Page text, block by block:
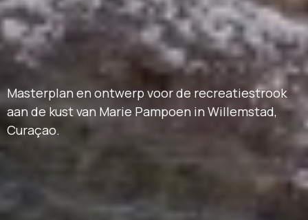
Masterplan en ontwerp voor de recreatiestrook
aan de kust van Marie Pampoen in Willemstad,
Curaçao.